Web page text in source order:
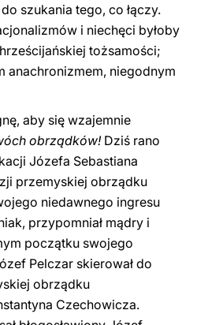
szukania tego, co łączy.
i niechęci byłoby
tożsamości;
anachronizmem, niegodnym
aby się wzajemnie
obrządków!Dziś rano
Józefa Sebastiana
przemyskiej obrządku
niedawnego ingresu
przypomniał mądry i
początku swojego
Pelczar skierował do
obrządku
Czechowicza.